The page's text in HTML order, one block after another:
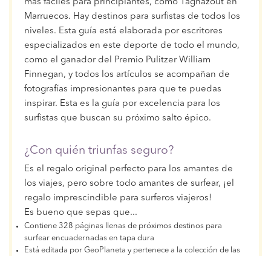
más fáciles para principiantes, como Taghazout en
Marruecos. Hay destinos para surfistas de todos los
niveles. Esta guía está elaborada por escritores
especializados en este deporte de todo el mundo,
como el ganador del Premio Pulitzer William
Finnegan, y todos los artículos se acompañan de
fotografías impresionantes para que te puedas
inspirar. Esta es la guía por excelencia para los
surfistas que buscan su próximo salto épico.
¿Con quién triunfas seguro?
Es el regalo original perfecto para los amantes de
los viajes, pero sobre todo amantes de surfear, ¡el
regalo imprescindible para surferos viajeros!
Es bueno que sepas que...
Contiene 328 páginas llenas de próximos destinos para
surfear encuadernadas en tapa dura
Está editada por GeoPlaneta y pertenece a la colección de las